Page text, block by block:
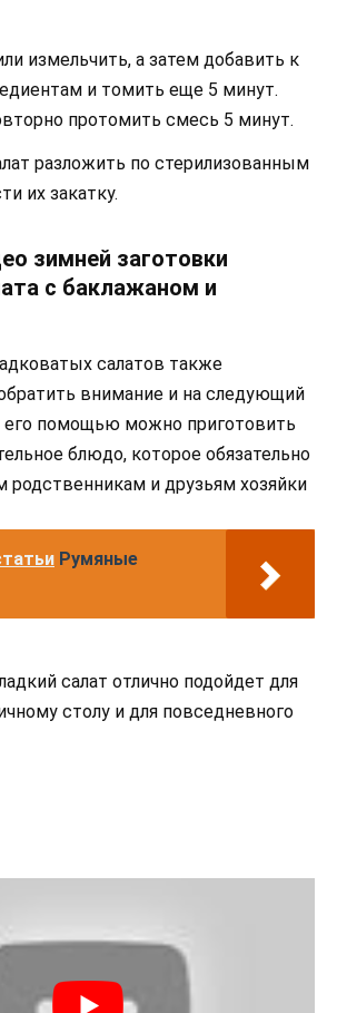
измельчить, а затем добавить к
и томить еще 5 минут.
протомить смесь 5 минут.
разложить по стерилизованным
их закатку.
зимней заготовки
с баклажаном и
салатов также
внимание и на следующий
его помощью можно приготовить
блюдо, которое обязательно
родственникам и друзьям хозяйки
Румяные
салат отлично подойдет для
столу и для повседневного